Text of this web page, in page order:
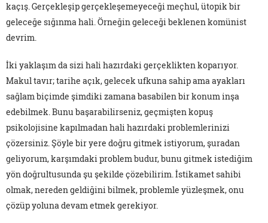
kaçış. Gerçekleşip gerçekleşemeyeceği meçhul, ütopik bir
geleceğe sığınma hali. Örneğin geleceği beklenen komünist
devrim.
İki yaklaşım da sizi hali hazırdaki gerçeklikten koparıyor.
Makul tavır; tarihe açık, gelecek ufkuna sahip ama ayakları
sağlam biçimde şimdiki zamana basabilen bir konum inşa
edebilmek. Bunu başarabilirseniz, geçmişten kopuş
psikolojisine kapılmadan hali hazırdaki problemlerinizi
çözersiniz. Şöyle bir yere doğru gitmek istiyorum, şuradan
geliyorum, karşımdaki problem budur, bunu gitmek istediğim
yön doğrultusunda şu şekilde çözebilirim. İstikamet sahibi
olmak, nereden geldiğini bilmek, problemle yüzleşmek, onu
çözüp yoluna devam etmek gerekiyor.